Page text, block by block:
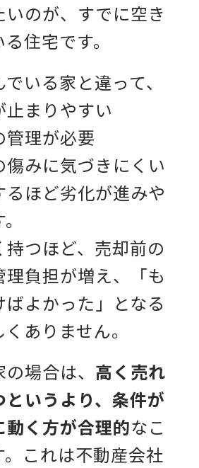
のが、すでに空き
住宅です。
いる家と違って、
まりやすい
理が必要
みに気づきにくい
るほど劣化が進みや
つほど、売却前の
負担が増え、「も
ばよかった」となる
ありません。
場合は、 高く売れ
というより、条件が
く方が合理的なこ
。これは不動産会社